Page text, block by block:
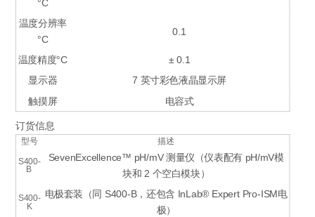
°C
温度分辨率
°C
0.1
温度精度°C ± 0.1
显示器 7 英寸彩色液晶显示屏
触摸屏 电容式
订货信息
型号 描述
S400-
B
SevenExcellence™ pH/mV 测量仪（仪表配有 pH/mV模
块和 2 个空白模块）
S400-
K
电极套装（同 S400-B，还包含 InLab® Expert Pro-ISM电
极）